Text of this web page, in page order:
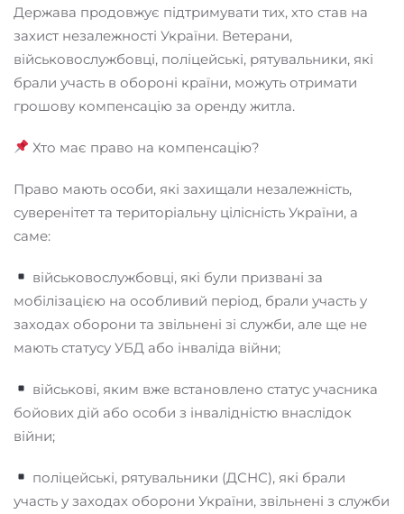
Держава продовжує підтримувати тих, хто став на
захист незалежності України. Ветерани,
військовослужбовці, поліцейські, рятувальники, які
брали участь в обороні країни, можуть отримати
грошову компенсацію за оренду житла.
Хто має право на компенсацію?
Право мають особи, які захищали незалежність,
суверенітет та територіальну цілісність України, а
саме:
військовослужбовці, які були призвані за
мобілізацією на особливий період, брали участь у
заходах оборони та звільнені зі служби, але ще не
мають статусу УБД або інваліда війни;
військові, яким вже встановлено статус учасника
бойових дій або особи з інвалідністю внаслідок
війни;
поліцейські, рятувальники (ДСНС), які брали
участь у заходах оборони України, звільнені з служби